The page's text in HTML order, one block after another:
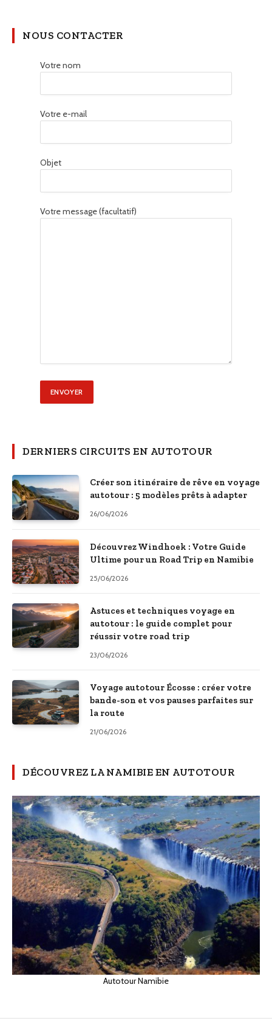
NOUS CONTACTER
Votre nom
Votre e-mail
Objet
Votre message (facultatif)
DERNIERS CIRCUITS EN AUTOTOUR
Créer son itinéraire de rêve en voyage
autotour : 5 modèles prêts à adapter
26/06/2026
Découvrez Windhoek : Votre Guide
Ultime pour un Road Trip en Namibie
25/06/2026
Astuces et techniques voyage en
autotour : le guide complet pour
réussir votre road trip
23/06/2026
Voyage autotour Écosse : créer votre
bande-son et vos pauses parfaites sur
la route
21/06/2026
DÉCOUVREZ LA NAMIBIE EN AUTOTOUR
Autotour Namibie